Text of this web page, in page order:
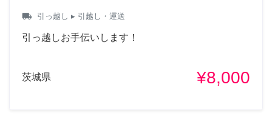
local_shipping 引っ越し ▸ 引越し・運送
引っ越しお手伝いします！
茨城県 ¥8,000